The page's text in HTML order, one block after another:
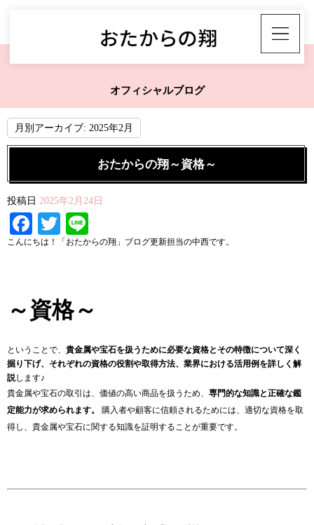
オフィシャルブログ
月別アーカイブ: 2025年2月
おたからの翔～資格～
投稿日 2025年2月24日
Facebook
Twitter
こんにちは！「おたからの翔」ブログ更新担当の中西です。
～資格～
ということで、 貴金属や宝石を扱うために必要な資格とその特徴について深く
掘り下げ、それぞれの資格の役割や取得方法、業界における活用例を詳しく解
説します♪
貴金属や宝石の取引は、価値の高い商品を扱うため、 専門的な知識と正確な鑑
定能力が求められます。
購入者や顧客に信頼されるためには、適切な資格を取
得し、貴金属や宝石に関する知識を証明することが重要です。